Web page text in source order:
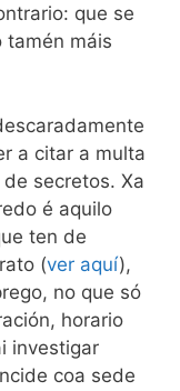
que se
tamén máis
a citar a multa
secretos. Xa
é aquilo
ten de
(ver aquí),
no que só
horario
investigar
coa sede